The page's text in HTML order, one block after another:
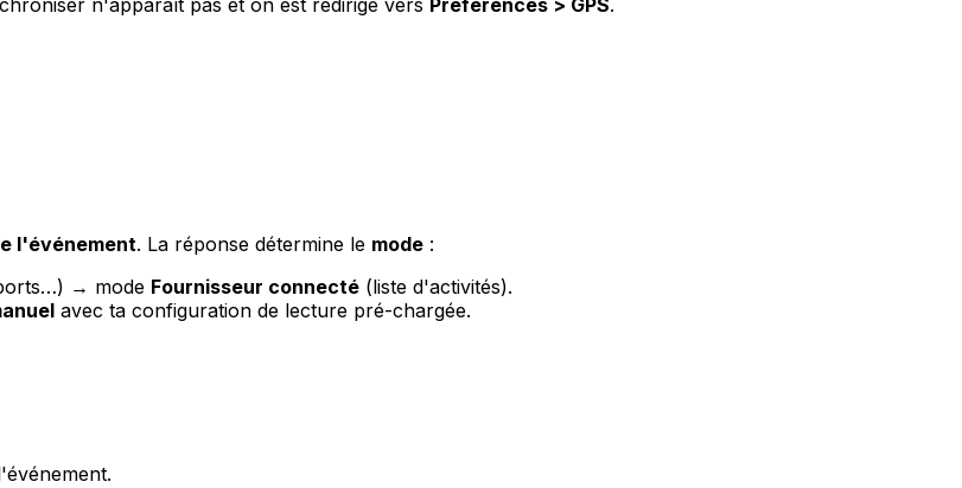
n'apparaît pas et on est redirigé vers Préférences > GPS.
l'événement. La réponse détermine le mode :
→ mode Fournisseur connecté (liste d'activités).
avec ta configuration de lecture pré-chargée.